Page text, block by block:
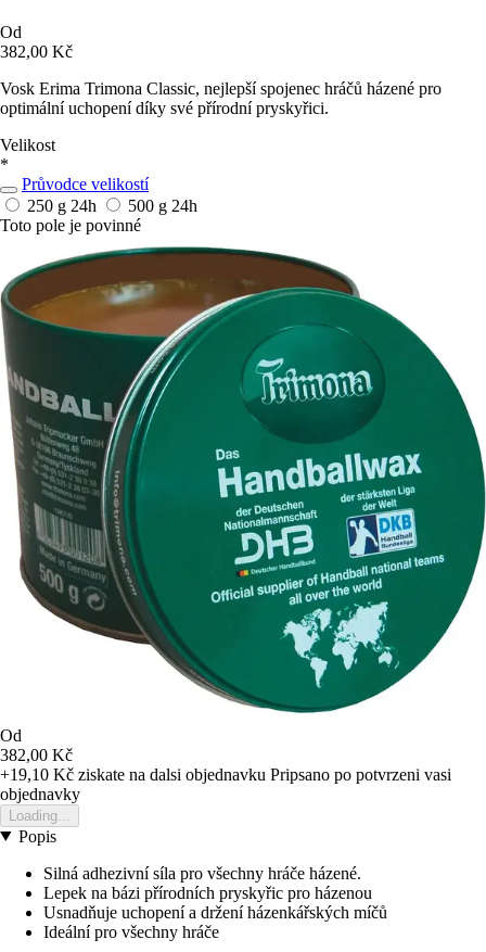
Od
382,00 Kč
Vosk Erima Trimona Classic, nejlepší spojenec hráčů házené pro
optimální uchopení díky své přírodní pryskyřici.
Velikost
*
Průvodce velikostí
250 g 24h 500 g 24h
Toto pole je povinné
Od
382,00 Kč
+19,10 Kč ziskate na dalsi objednavku Pripsano po potvrzeni vasi
objednavky
Loading...
Popis
Silná adhezivní síla pro všechny hráče házené.
Lepek na bázi přírodních pryskyřic pro házenou
Usnadňuje uchopení a držení házenkářských míčů
Ideální pro všechny hráče